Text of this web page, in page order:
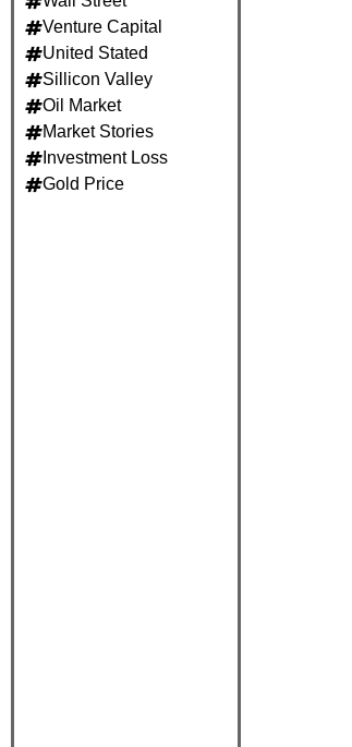
Venture Capital
United Stated
Sillicon Valley
Oil Market
Market Stories
Investment Loss
Gold Price